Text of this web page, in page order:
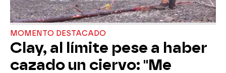
MOMENTO DESTACADO
Clay, al límite pese a haber
cazado un ciervo: "Me